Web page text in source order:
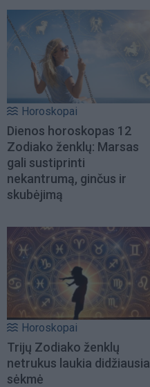
Horoskopai
Dienos horoskopas 12
Zodiako ženklų: Marsas
gali sustiprinti
nekantrumą, ginčus ir
skubėjimą
Horoskopai
Trijų Zodiako ženklų
netrukus laukia didžiausia
sėkmė